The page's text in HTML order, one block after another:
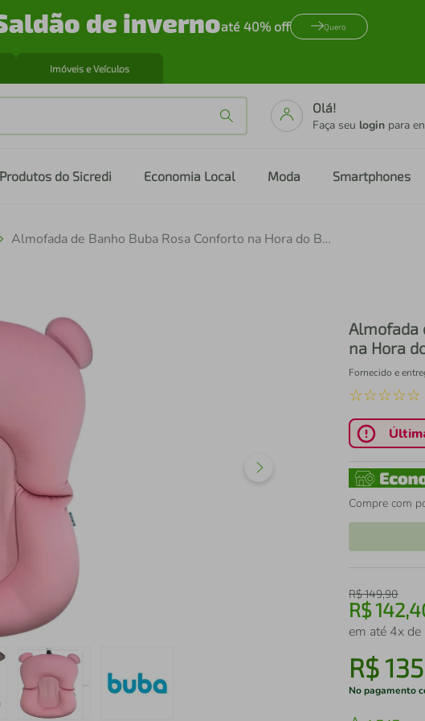
de invernoaté 40% off Quero
Imóveis e Veículos
Olá!
Faça seu login para
Produtos do Sicredi Economia Local Moda Smartphones
Almofada de Banho Buba Rosa Conforto na Hora do Banho
Almofada
na Hora
Fornecido e
☆☆☆☆☆
Compre com
R$149,90
R$142,
em até 4x de
R$135
No pagamento